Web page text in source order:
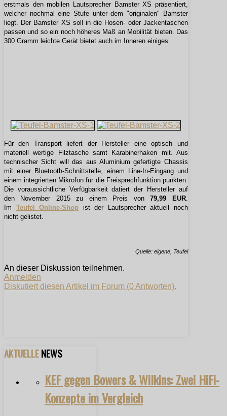
erstmals den mobilen Lautsprecher Bamster XS präsentiert,
welcher nochmal eine Stufe unter dem "originalen" Bamster
liegt. Der Bamster XS soll in die Hosen- oder Jackentaschen
passen und so ein noch höheres Maß an Mobilität bieten. Das
300 Gramm leichte Gerät bietet auch im Inneren einiges.
Für den Transport liefert der Hersteller eine optisch und
materiell wertige Filztasche samt Karabinerhaken mit. Aus
technischer Sicht will das aus Aluminium gefertigte Chassis
mit einer Bluetooth-Schnittstelle, einem Line-In-Eingang und
einem integrierten Mikrofon für die Freisprechfunktion punkten.
Die voraussichtliche Verfügbarkeit datiert der Hersteller auf
den November 2015 zu einem Preis von79,99 EUR.
Im Teufel Online-Shop ist der Lautsprecher aktuell noch
nicht gelistet.
Quelle: eigene, Teufel
An dieser Diskussion teilnehmen.
Anmelden
Diskutiert diesen Artikel im Forum (0 Antworten).
AKTUELLENEWS
KEF gegen Bowers & Wilkins: Zwei HiFi-
Konzepte im Vergleich